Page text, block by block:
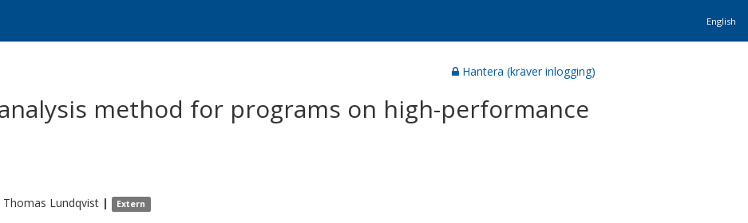
English
Hantera (kräver inlogging)
method for programs on high-performance
Thomas Lundqvist | Extern